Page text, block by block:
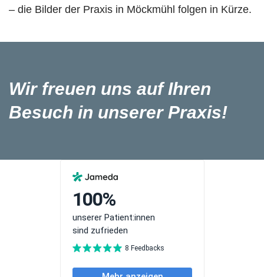
– die Bilder der Praxis in Möckmühl folgen in Kürze.
Wir freuen uns auf Ihren
Besuch in unserer Praxis!